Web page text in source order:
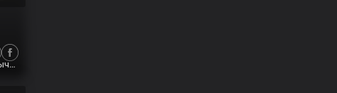
Прикольные поздравления с 23 Февраля 2024: оригинальные и необычные стихи и проза